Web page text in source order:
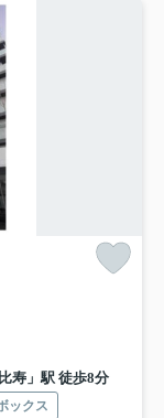
寿」駅 徒歩8分
ックス